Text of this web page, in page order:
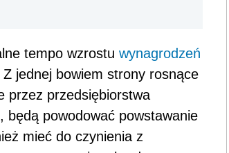
tempo wzrostu wynagrodzeń
jednej bowiem strony rosnące
przez przedsiębiorstwa
powodować powstawanie
mieć do czynienia z